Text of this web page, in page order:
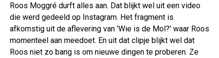
Roos Moggré durft alles aan. Dat blijkt wel uit een video
die werd gedeeld op Instagram. Het fragment is
afkomstig uit de aflevering van 'Wie is de Mol?' waar Roos
momenteel aan meedoet. En uit dat clipje blijkt wel dat
Roos niet zo bang is om nieuwe dingen te proberen. Ze